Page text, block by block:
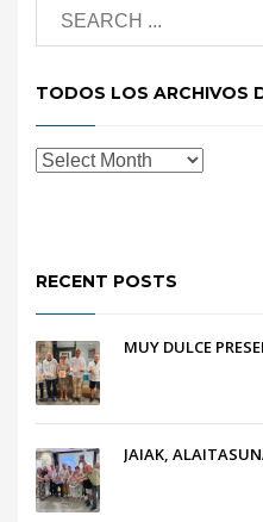
TODOS LOS ARCHIVOS
RECENT POSTS
MUY DULCE
JAIAK,